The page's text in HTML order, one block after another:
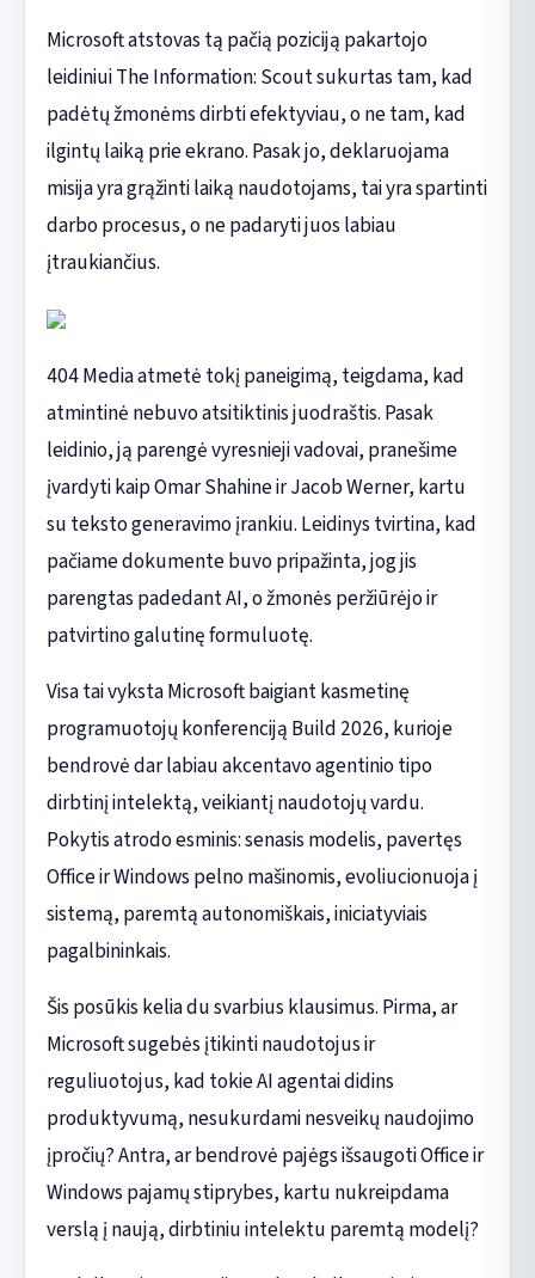
Microsoft atstovas tą pačią poziciją pakartojo
leidiniui The Information: Scout sukurtas tam, kad
padėtų žmonėms dirbti efektyviau, o ne tam, kad
ilgintų laiką prie ekrano. Pasak jo, deklaruojama
misija yra grąžinti laiką naudotojams, tai yra spartinti
darbo procesus, o ne padaryti juos labiau
įtraukiančius.
404 Media atmetė tokį paneigimą, teigdama, kad
atmintinė nebuvo atsitiktinis juodraštis. Pasak
leidinio, ją parengė vyresnieji vadovai, pranešime
įvardyti kaip Omar Shahine ir Jacob Werner, kartu
su teksto generavimo įrankiu. Leidinys tvirtina, kad
pačiame dokumente buvo pripažinta, jog jis
parengtas padedant AI, o žmonės peržiūrėjo ir
patvirtino galutinę formuluotę.
Visa tai vyksta Microsoft baigiant kasmetinę
programuotojų konferenciją Build 2026, kurioje
bendrovė dar labiau akcentavo agentinio tipo
dirbtinį intelektą, veikiantį naudotojų vardu.
Pokytis atrodo esminis: senasis modelis, pavertęs
Office ir Windows pelno mašinomis, evoliucionuoja į
sistemą, paremtą autonomiškais, iniciatyviais
pagalbininkais.
Šis posūkis kelia du svarbius klausimus. Pirma, ar
Microsoft sugebės įtikinti naudotojus ir
reguliuotojus, kad tokie AI agentai didins
produktyvumą, nesukurdami nesveikų naudojimo
įpročių? Antra, ar bendrovė pajėgs išsaugoti Office ir
Windows pajamų stiprybes, kartu nukreipdama
verslą į naują, dirbtiniu intelektu paremtą modelį?